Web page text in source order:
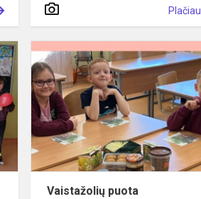
Plačiau
STEAM
veiklos
“Smalsučių
akademijoje”
Vaistažolių puota